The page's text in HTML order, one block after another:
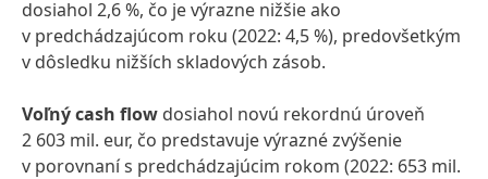
dosiahol 2,6 %, čo je výrazne nižšie ako
v predchádzajúcom roku (2022: 4,5 %), predovšetkým
v dôsledku nižších skladových zásob.
Voľný cash flow dosiahol novú rekordnú úroveň
2 603 mil. eur, čo predstavuje výrazné zvýšenie
v porovnaní s predchádzajúcim rokom (2022: 653 mil.